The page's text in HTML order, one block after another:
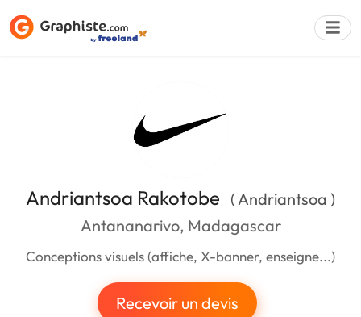
Andriantsoa Rakotobe ( Andriantsoa )
Antananarivo, Madagascar
Conceptions visuels (affiche, X-banner, enseigne...)
Recevoir un devis